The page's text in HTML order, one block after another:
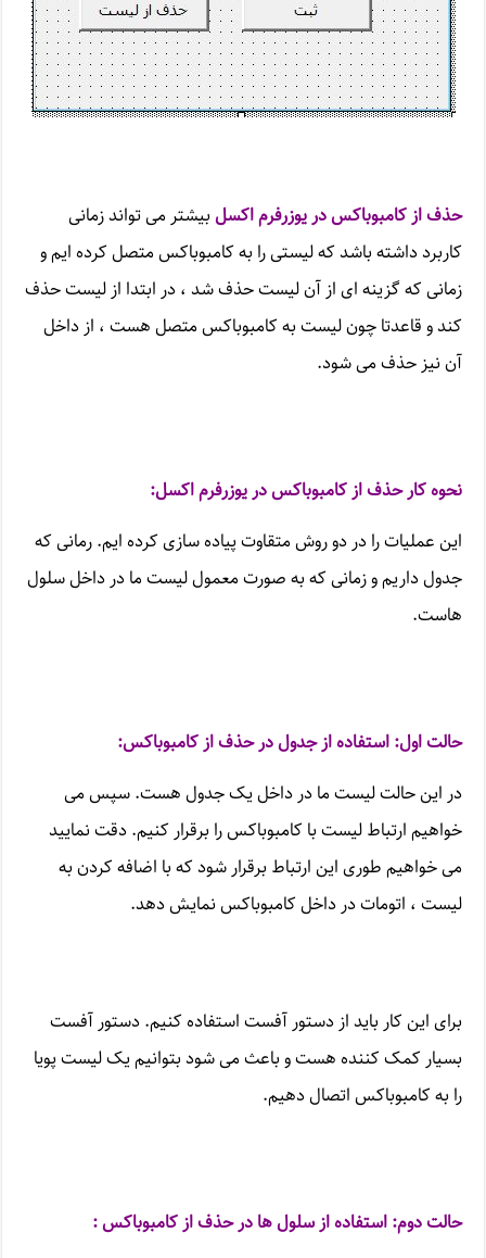
حذف از کامبوباکس در یوزرفرم اکسلبیشتر می تواند زمانی
کاربرد داشته باشد که لیستی را به کامبوباکس متصل کرده ایم و
زمانی که گزینه ای از آن لیست حذف شد ، در ابتدا از لیست حذف
کند و قاعدتا چون لیست به کامبوباکس متصل هست ، از داخل
آن نیز حذف می شود.
نحوه کار حذف از کامبوباکس در یوزرفرم اکسل:
این عملیات را در دو روش متقاوت پیاده سازی کرده ایم. رمانی که
جدول داریم و زمانی که به صورت معمول لیست ما در داخل سلول
هاست.
حالت اول: استفاده از جدول در حذف از کامبوباکس:
در این حالت لیست ما در داخل یک جدول هست. سپس می
خواهیم ارتباط لیست با کامبوباکس را برقرار کنیم. دقت نمایید
می خواهیم طوری این ارتباط برقرار شود که با اضافه کردن به
لیست ، اتومات در داخل کامبوباکس نمایش دهد.
برای این کار باید از دستور آفست استفاده کنیم. دستور آفست
بسیار کمک کننده هست و باعث می شود بتوانیم یک لیست پویا
را به کامبوباکس اتصال دهیم.
حالت دوم: استفاده از سلول ها در حذف از کامبوباکس :